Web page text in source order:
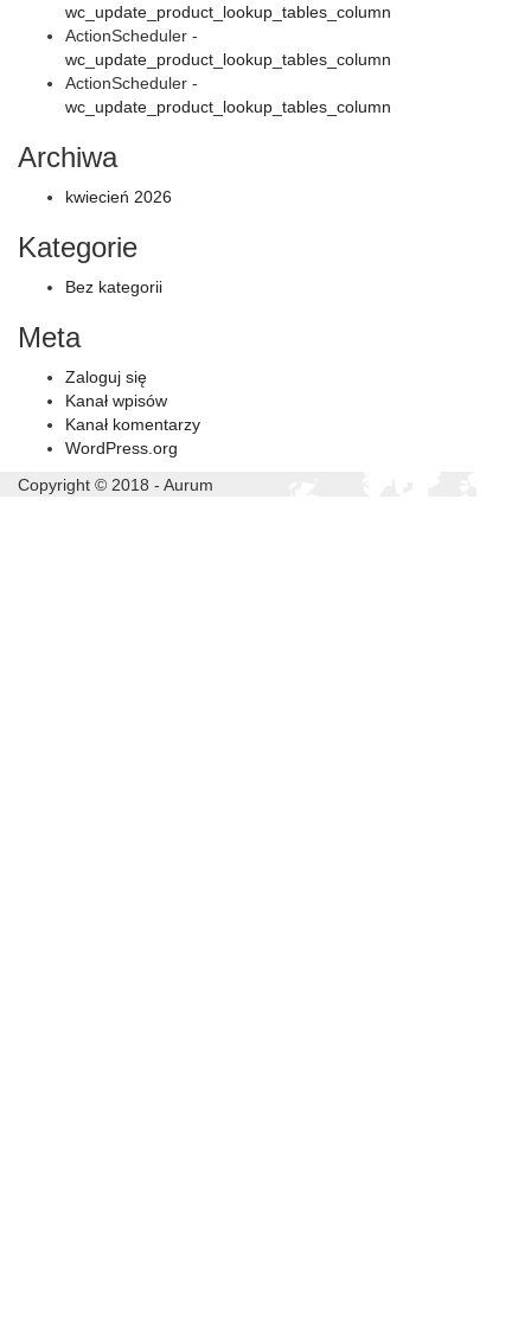
wc_update_product_lookup_tables_column
ActionScheduler -
wc_update_product_lookup_tables_column
ActionScheduler -
wc_update_product_lookup_tables_column
Archiwa
kwiecień 2026
Kategorie
Bez kategorii
Meta
Zaloguj się
Kanał wpisów
Kanał komentarzy
WordPress.org
Copyright © 2018 - Aurum